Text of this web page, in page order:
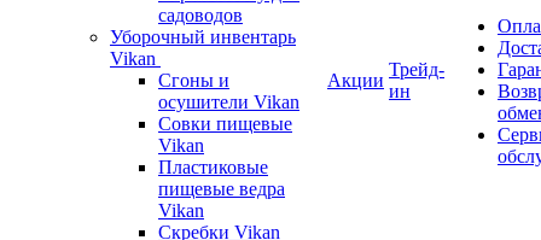
садоводов
Уборочный инвентарь
Vikan
Сгоны и
осушители Vikan
Совки пищевые
Vikan
Пластиковые
пищевые ведра
Vikan
Скребки Vikan
Акции
Трейд-
ин